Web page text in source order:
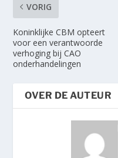
VORIG
Koninklijke CBM opteert
voor een verantwoorde
verhoging bij CAO
onderhandelingen
OVER DE AUTEUR